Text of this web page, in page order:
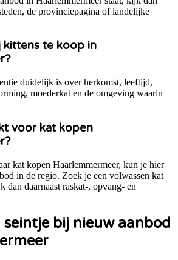
de provinciepagina of landelijke
kittens te koop in
duidelijk is over herkomst, leeftijd,
moederkat en de omgeving waarin
voor kat kopen
kat kopen Haarlemmermeer, kun je hier
in de regio. Zoek je een volwassen kat
dan daarnaast raskat-, opvang- en
bij nieuw aanbod